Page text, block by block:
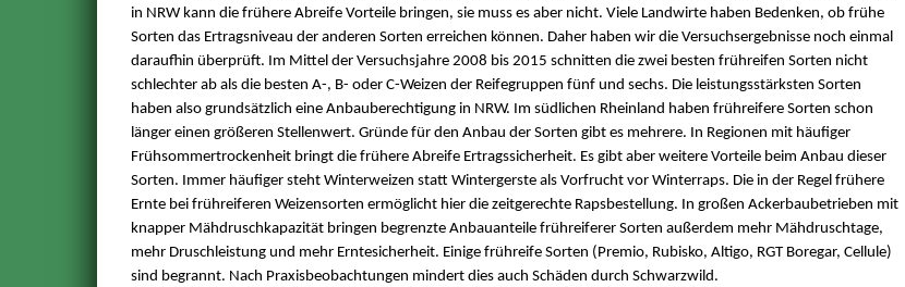
in NRW kann die frühere Abreife Vorteile bringen, sie muss es aber nicht. Viele Landwirte haben Bedenken, ob frühe
Sorten das Ertragsniveau der anderen Sorten erreichen können. Daher haben wir die Versuchsergebnisse noch einmal
daraufhin überprüft. Im Mittel der Versuchsjahre 2008 bis 2015 schnitten die zwei besten frühreifen Sorten nicht
schlechter ab als die besten A-, B- oder C-Weizen der Reifegruppen fünf und sechs. Die leistungsstärksten Sorten
haben also grundsätzlich eine Anbauberechtigung in NRW. Im südlichen Rheinland haben frühreifere Sorten schon
länger einen größeren Stellenwert. Gründe für den Anbau der Sorten gibt es mehrere. In Regionen mit häufiger
Frühsommertrockenheit bringt die frühere Abreife Ertragssicherheit. Es gibt aber weitere Vorteile beim Anbau dieser
Sorten. Immer häufiger steht Winterweizen statt Wintergerste als Vorfrucht vor Winterraps. Die in der Regel frühere
Ernte bei frühreiferen Weizensorten ermöglicht hier die zeitgerechte Rapsbestellung. In großen Ackerbaubetrieben mit
knapper Mähdruschkapazität bringen begrenzte Anbauanteile frühreiferer Sorten außerdem mehr Mähdruschtage,
mehr Druschleistung und mehr Erntesicherheit. Einige frühreife Sorten (Premio, Rubisko, Altigo, RGT Boregar, Cellule)
sind begrannt. Nach Praxisbeobachtungen mindert dies auch Schäden durch Schwarzwild.